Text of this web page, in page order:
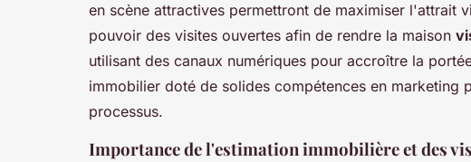
en scène attractives permettront de maximiser l'attrait
pouvoir des visites ouvertes afin de rendre la maison
utilisant des canaux numériques pour accroître la
immobilier doté de solides compétences en marketing
processus.
Importance de l'estimation immobilière et des